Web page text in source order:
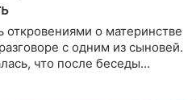
о материнстве
с одним из сыновей.
что после беседы